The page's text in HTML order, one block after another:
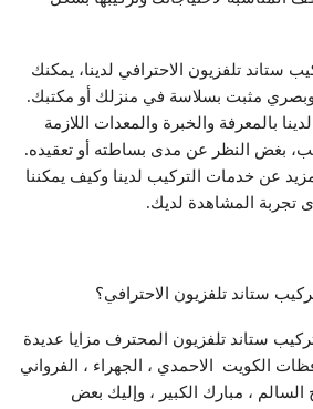
ستاند تلفزيون الاحترافي لدينا، يمكنك
وبصري مثبت بسلاسة في منزلك أو مكتبك.
بالمعرفة والخبرة والمعدات اللازمة
بغض النظر عن مدى بساطته أو تعقيده.
عن خدمات التركيب لدينا وكيف يمكننا
تجربة المشاهدة لديك.
ستاند تلفزيون الاحترافي؟
ستاند تلفزيون المحترف مزايا عديدة
الكويت الاحمدي ، الجهراء ، الفرواني
، مبارك الكبير ، وإليك بعض